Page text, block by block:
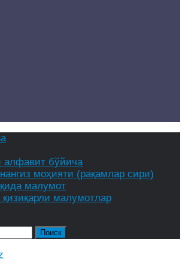
алфавит бўйича
моҳияти (рақамлар сири)
малумот
малумотлар